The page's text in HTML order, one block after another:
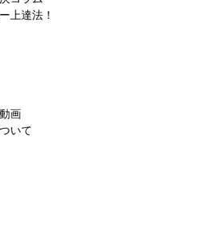
上達法！
画
いて